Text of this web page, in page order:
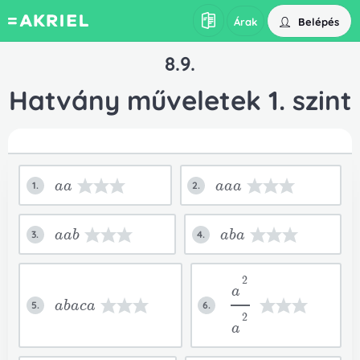
Árak Belépés
8.9.
Hatvány műveletek 1. szint
1. aa 2. aaa
3. aab 4. aba
5. abaca 6.
a
2
a
2